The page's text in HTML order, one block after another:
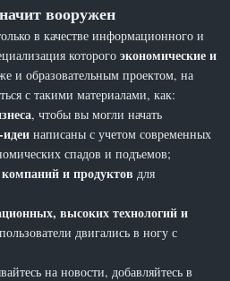
вооружен
в качестве информационного и
которогоэкономические и
и образовательным проектом, на
с такими материалами, как:
, чтобы вы могли начать
идеи написаны с учетом современных
спадов и подъемов;
и продуктов для
высоких технологий и
двигались в ногу с
на новости, добавляйтесь в